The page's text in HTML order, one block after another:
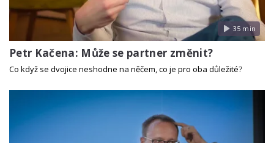
35 min
Petr Kačena: Může se partner změnit?
Co když se dvojice neshodne na něčem, co je pro oba důležité?